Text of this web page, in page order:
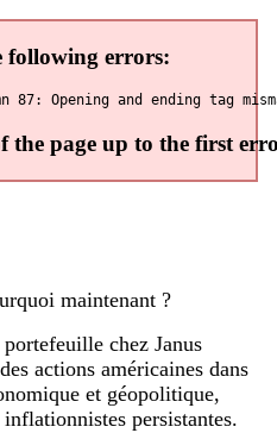
maintenant ?
chez Janus
actions américaines dans
et géopolitique,
persistantes.